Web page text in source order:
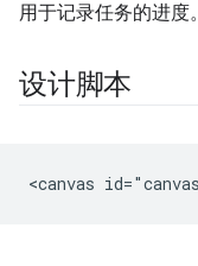
用于记录任务的进度。
设计脚本